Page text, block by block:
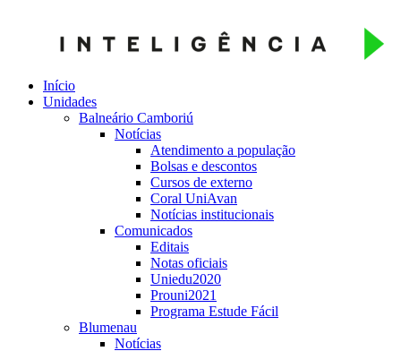
Início
Unidades
Balneário Camboriú
Notícias
Atendimento a população
Bolsas e descontos
Cursos de externo
Coral UniAvan
Notícias institucionais
Comunicados
Editais
Notas oficiais
Uniedu2020
Prouni2021
Programa Estude Fácil
Blumenau
Notícias